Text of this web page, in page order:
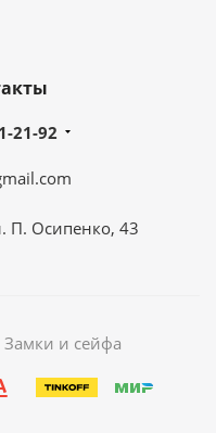
21-92
П. Осипенко, 43
и сейфа